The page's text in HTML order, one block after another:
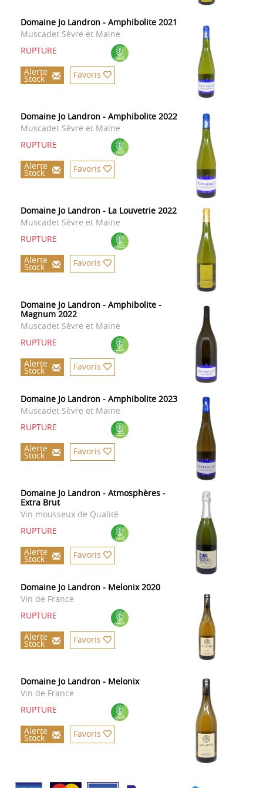
Domaine Jo Landron - Amphibolite 2021
Muscadet Sèvre et Maine
RUPTURE
Alerte
Stock Favoris
Domaine Jo Landron - Amphibolite 2022
Muscadet Sèvre et Maine
RUPTURE
Alerte
Stock Favoris
Domaine Jo Landron - La Louvetrie 2022
Muscadet Sèvre et Maine
RUPTURE
Alerte
Stock Favoris
Domaine Jo Landron - Amphibolite -
Magnum 2022
Muscadet Sèvre et Maine
RUPTURE
Alerte
Stock Favoris
Domaine Jo Landron - Amphibolite 2023
Muscadet Sèvre et Maine
RUPTURE
Alerte
Stock Favoris
Domaine Jo Landron - Atmosphères -
Extra Brut
Vin mousseux de Qualité
RUPTURE
Alerte
Stock Favoris
Domaine Jo Landron - Melonix 2020
Vin de France
RUPTURE
Alerte
Stock Favoris
Domaine Jo Landron - Melonix
Vin de France
RUPTURE
Alerte
Stock Favoris